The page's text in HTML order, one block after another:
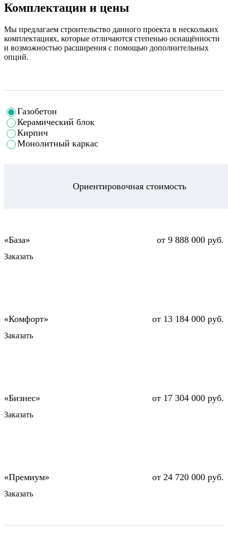
Комплектации и цены
Мы предлагаем строительство данного проекта в нескольких
комплектациях, которые отличаются степенью оснащённости
и возможностью расширения с помощью дополнительных
опций.
Газобетон
Керамический блок
Кирпич
Монолитный каркас
Ориентировочная стоимость
от 9 888 000 руб.
Заказать
от 13 184 000 руб.
Заказать
от 17 304 000 руб.
Заказать
от 24 720 000 руб.
Заказать